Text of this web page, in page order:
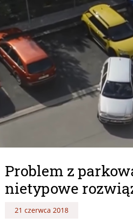
Problem z
nietypowe
21 czerwca 2018